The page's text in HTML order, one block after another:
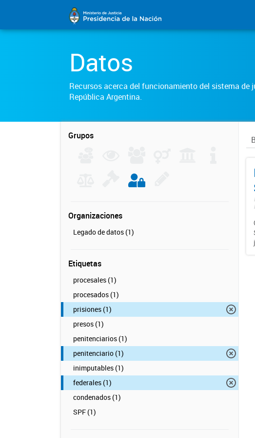
Datos
Recursos acerca del funcionamiento del sistema de
República Argentina.
Grupos
Organizaciones
Legado de datos (1)
Etiquetas
procesales (1)
procesados (1)
prisiones (1)
presos (1)
penitenciarios (1)
penitenciario (1)
inimputables (1)
federales (1)
condenados (1)
SPF (1)